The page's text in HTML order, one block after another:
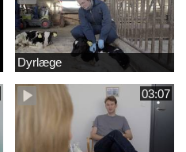
Dyrlæge
03:07